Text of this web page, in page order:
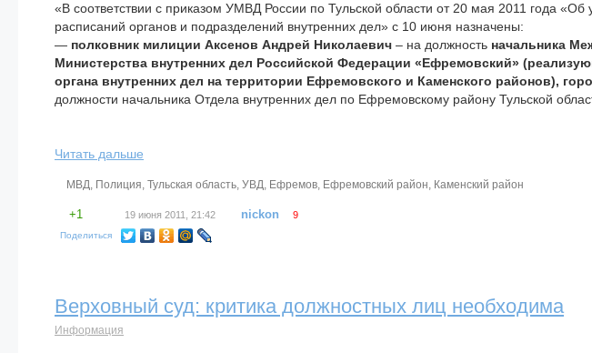
«В соответствии с приказом УМВД России по Тульской области от 20 мая 2011 года «Об
расписаний органов и подразделений внутренних дел» с 10 июня назначены:
— полковник милиции Аксенов Андрей Николаевич – на должность начальника
Министерства внутренних дел Российской Федерации «Ефремовский»
органа внутренних дел на территории Ефремовского и Каменского районов),
должности начальника Отдела внутренних дел по Ефремовскому району Тульской
Читать дальше
МВД, Полиция, Тульская область, УВД, Ефремов, Ефремовский район, Каменский район
+1 19 июня 2011, 21:42 nickon 9
Поделиться
Верховный суд: критика должностных лиц необходима
Информация